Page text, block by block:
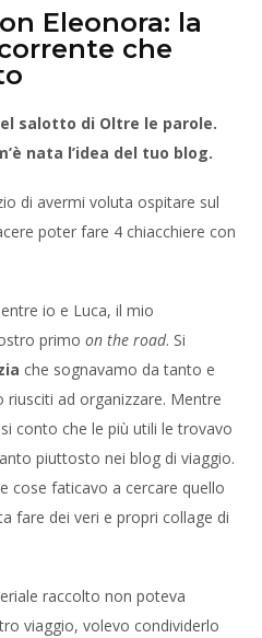
Eleonora: la
che
salotto di Oltre le parole.
nata l’idea del tuo blog.
di avermi voluta ospitare sul
poter fare 4 chiacchiere con
io e Luca, il mio
primo on the road. Si
che sognavamo da tanto e
riusciti ad organizzare. Mentre
conto che le più utili le trovavo
piuttosto nei blog di viaggio.
cose faticavo a cercare quello
fare dei veri e propri collage di
raccolto non poteva
viaggio, volevo condividerlo